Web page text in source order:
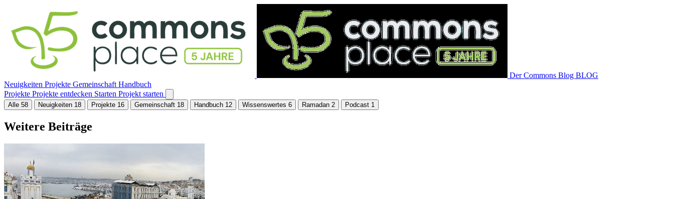
Der Commons Blog BLOG
Neuigkeiten Projekte Gemeinschaft Handbuch
Projekte Projekte entdecken Starten Projekt starten
Alle 58 Neuigkeiten 18 Projekte 16 Gemeinschaft 18 Handbuch 12 Wissenswertes 6 Ramadan 2 Podcast 1
Weitere Beiträge